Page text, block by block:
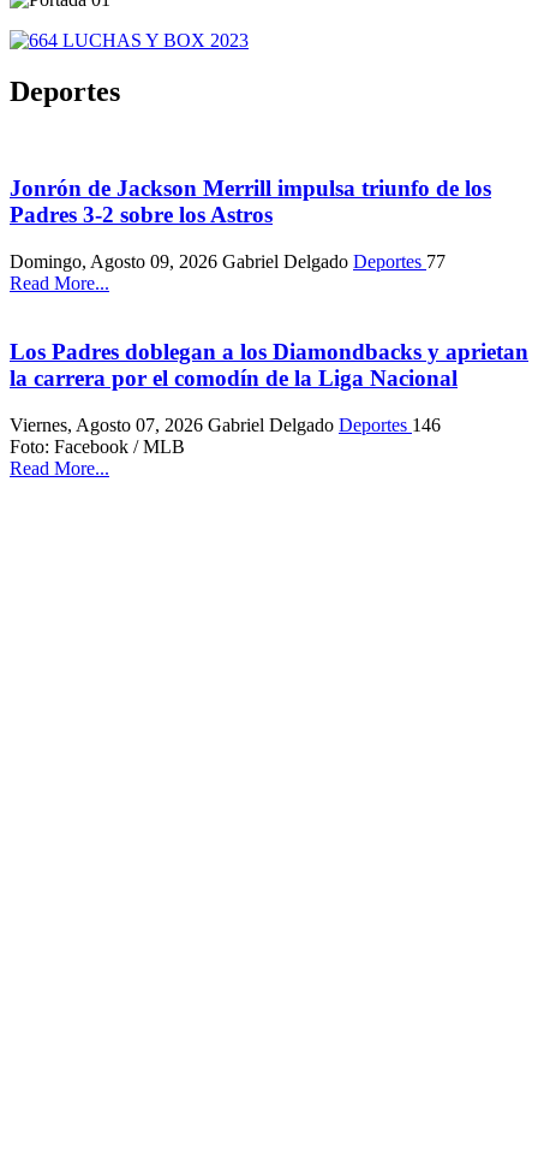
Deportes
Jonrón de Jackson Merrill impulsa triunfo de los
Padres 3-2 sobre los Astros
Domingo, Agosto 09, 2026 Gabriel Delgado Deportes 77
Read More...
Los Padres doblegan a los Diamondbacks y aprietan
la carrera por el comodín de la Liga Nacional
Viernes, Agosto 07, 2026 Gabriel Delgado Deportes 146
Foto: Facebook / MLB
Read More...